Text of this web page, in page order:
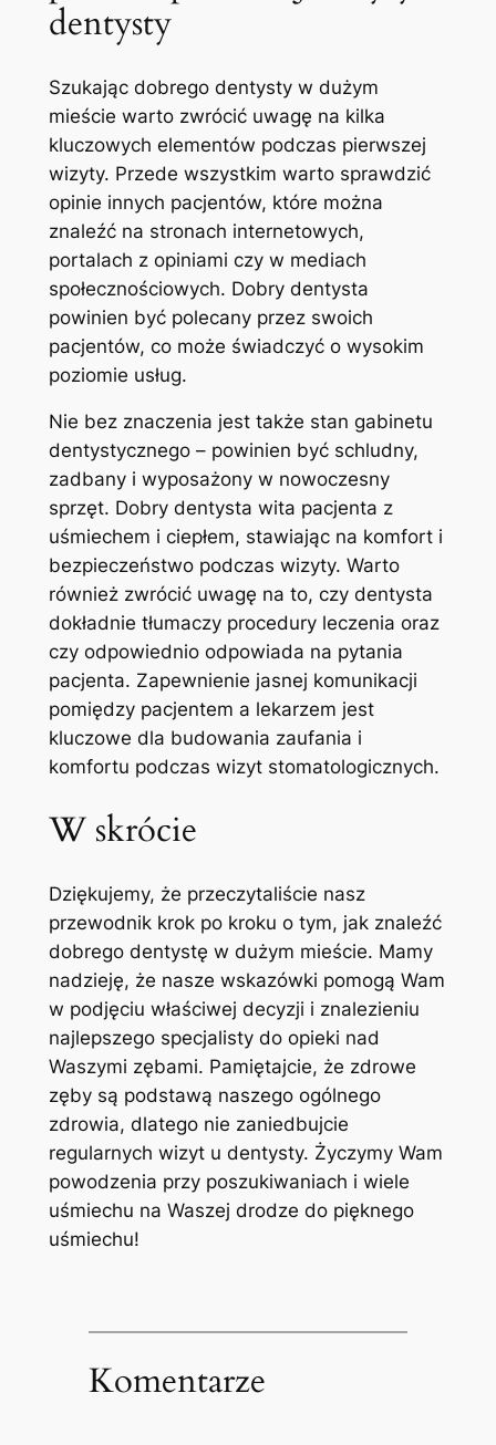
dentysty
Szukając dobrego dentysty w dużym
mieście warto zwrócić uwagę na kilka
kluczowych elementów podczas pierwszej
wizyty. Przede wszystkim ​warto sprawdzić
opinie ⁣innych pacjentów, ⁤które można
znaleźć na ‌stronach internetowych,
portalach z opiniami czy w ⁣mediach
⁢społecznościowych. Dobry ‍dentysta
powinien być polecany przez swoich
pacjentów, co może świadczyć o wysokim
poziomie usług.
Nie bez znaczenia jest także stan gabinetu
dentystycznego⁤ – powinien być schludny,
zadbany i wyposażony w nowoczesny
sprzęt. Dobry dentysta wita pacjenta z
uśmiechem i ciepłem, stawiając na‍ komfort i
bezpieczeństwo podczas wizyty. Warto
również zwrócić uwagę na to, czy dentysta
dokładnie tłumaczy procedury leczenia oraz
czy odpowiednio ⁣odpowiada na pytania
pacjenta. Zapewnienie jasnej komunikacji
pomiędzy pacjentem a lekarzem jest
kluczowe dla budowania zaufania i
komfortu podczas wizyt stomatologicznych.
W skrócie
Dziękujemy, że przeczytaliście nasz
‌przewodnik krok po⁢ kroku o tym, jak ⁢znaleźć
dobrego dentystę⁤ w dużym‍ mieście. Mamy
nadzieję,​ że nasze wskazówki pomogą Wam
​w podjęciu właściwej decyzji i znalezieniu
najlepszego specjalisty do opieki‌ nad
Waszymi zębami. Pamiętajcie, że zdrowe
zęby są podstawą naszego ogólnego
zdrowia, dlatego ⁢nie zaniedbujcie
⁤regularnych wizyt u dentysty.​ Życzymy Wam
powodzenia przy poszukiwaniach i wiele
uśmiechu ​na Waszej drodze do pięknego
uśmiechu!
Komentarze